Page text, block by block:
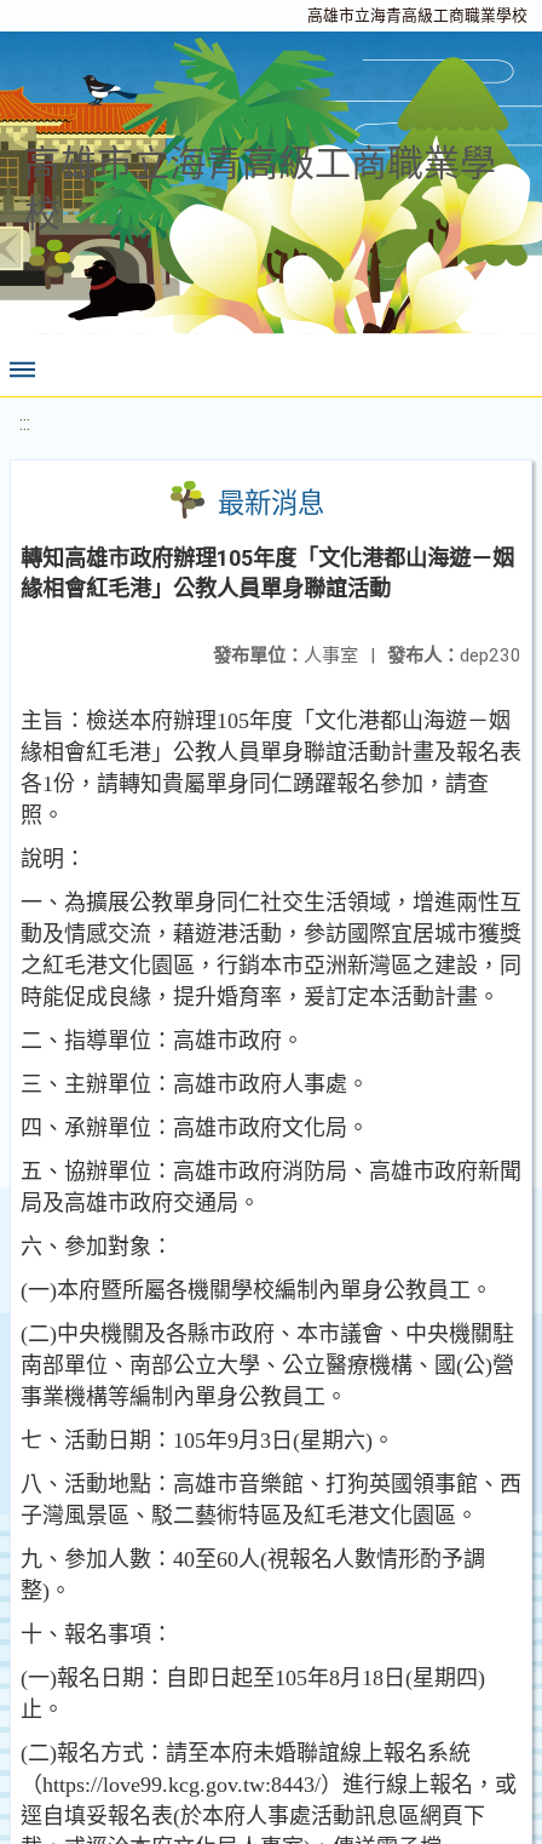
高雄市立海青高級工商職業學校
高雄市立海青高級工商職業學
校
:::
最新消息
轉知高雄市政府辦理105年度「文化港都山海遊－姻
緣相會紅毛港」公教人員單身聯誼活動
發布人： dep230
發布單位： 人事室 |
主旨：檢送本府辦理105年度「文化港都山海遊－姻
緣相會紅毛港」公教人員單身聯誼活動計畫及報名表
各1份，請轉知貴屬單身同仁踴躍報名參加，請查
照。
說明：
一、為擴展公教單身同仁社交生活領域，增進兩性互
動及情感交流，藉遊港活動，參訪國際宜居城市獲獎
之紅毛港文化園區，行銷本市亞洲新灣區之建設，同
時能促成良緣，提升婚育率，爰訂定本活動計畫。
二、指導單位：高雄市政府。
三、主辦單位：高雄市政府人事處。
四、承辦單位：高雄市政府文化局。
五、協辦單位：高雄市政府消防局、高雄市政府新聞
局及高雄市政府交通局。
六、參加對象：
(一)本府暨所屬各機關學校編制內單身公教員工。
(二)中央機關及各縣市政府、本市議會、中央機關駐
南部單位、南部公立大學、公立醫療機構、國(公)營
事業機構等編制內單身公教員工。
七、活動日期：105年9月3日(星期六)。
八、活動地點：高雄市音樂館、打狗英國領事館、西
子灣風景區、駁二藝術特區及紅毛港文化園區。
九、參加人數：40至60人(視報名人數情形酌予調
整)。
十、報名事項：
(一)報名日期：自即日起至105年8月18日(星期四)
止。
(二)報名方式：請至本府未婚聯誼線上報名系統
（https://love99.kcg.gov.tw:8443/）進行線上報名，或
逕自填妥報名表(於本府人事處活動訊息區網頁下